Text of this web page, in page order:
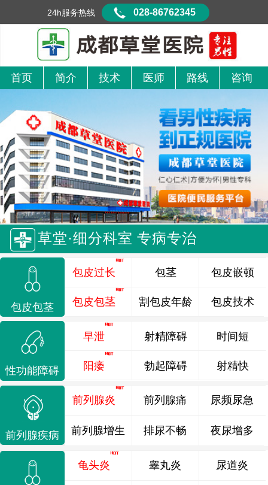
首页 简介 技术 医师 路线 咨询
草堂·细分科室 专病专治
包皮包茎
包皮过长
包皮包茎
包茎
割包皮年龄
包皮嵌顿
包皮技术
性功能障碍
早泄
阳痿
射精障碍
勃起障碍
时间短
射精快
前列腺疾病
前列腺炎 前列腺痛 尿频尿急
前列腺增生 排尿不畅 夜尿增多
龟头炎 睾丸炎 尿道炎
24h服务热线 028-86762345